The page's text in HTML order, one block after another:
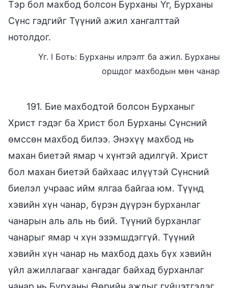
Тэр бол махбод болсон Бурханы Үг, Бурханы
Сүнс гэдгийг Түүний ажил хангалттай
нотолдог.
Үг. I Боть: Бурханы илрэлт ба ажил. Бурханы
оршдог махбодын мөн чанар
191. Бие махбодтой болсон Бурханыг
Христ гэдэг ба Христ бол Бурханы Сүнсний
өмссөн махбод билээ. Энэхүү махбод нь
махан биетэй ямар ч хүнтэй адилгүй. Христ
бол махан биетэй байхаас илүүтэй Сүнсний
биелэл учраас ийм ялгаа байгаа юм. Түүнд
хэвийн хүн чанар, бүрэн дүүрэн бурханлаг
чанарын аль аль нь бий. Түүний бурханлаг
чанарыг ямар ч хүн эзэмшдэггүй. Түүний
хэвийн хүн чанар нь махбод дахь бүх хэвийн
үйл ажиллагааг хангадаг байхад бурханлаг